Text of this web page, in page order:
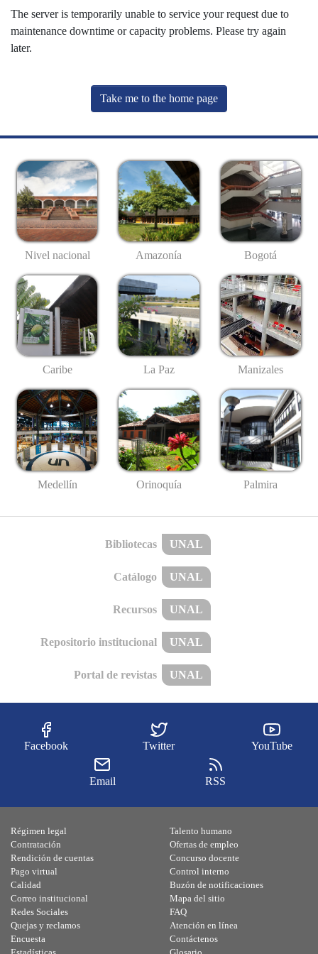
The server is temporarily unable to service your request due to
maintenance downtime or capacity problems. Please try again
later.
Take me to the home page
Nivel nacional Amazonía Bogotá
Caribe La Paz Manizales
Medellín Orinoquía Palmira
Bibliotecas UNAL
Catálogo UNAL
Recursos UNAL
Repositorio institucional UNAL
Portal de revistas UNAL
Facebook Twitter YouTube
Email RSS
Régimen legal
Contratación
Rendición de cuentas
Pago virtual
Calidad
Talento humano
Ofertas de empleo
Concurso docente
Control interno
Buzón de notificaciones
Correo institucional
Redes Sociales
Quejas y reclamos
Encuesta
Mapa del sitio
FAQ
Atención en línea
Contáctenos